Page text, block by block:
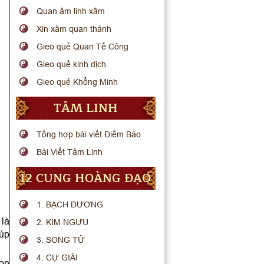
Quan âm linh xâm
Xin xăm quan thánh
Gieo quẻ Quan Tế Công
Gieo quẻ kinh dịch
Gieo quẻ Khổng Minh
TÂM LINH
Tổng hợp bài viết Điềm Báo
Bài Viết Tâm Linh
12 CUNG HOÀNG ĐẠO
1. BẠCH DƯƠNG
2. KIM NGƯU
3. SONG TỬ
4. CỰ GIẢI